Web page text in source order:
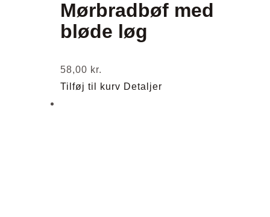
Mørbradbøf med
bløde løg
58,00 kr.
Tilføj til kurv Detaljer